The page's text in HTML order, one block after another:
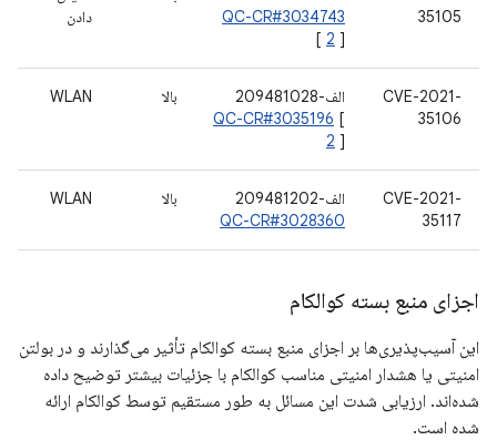
35105
QC-CR#3034743
[ 2 ]
دادن
CVE-2021-
35106
الف-209481028
QC-CR#3035196 [
2 ]
بالا WLAN
CVE-2021-
35117
الف-209481202
QC-CR#3028360
بالا WLAN
اجزای منبع بسته کوالکام
این آسیب‌پذیری‌ها بر اجزای منبع بسته کوالکام تأثیر می‌گذارند و در بولتن
امنیتی یا هشدار امنیتی مناسب کوالکام با جزئیات بیشتر توضیح داده
شده‌اند. ارزیابی شدت این مسائل به طور مستقیم توسط کوالکام ارائه
شده است.